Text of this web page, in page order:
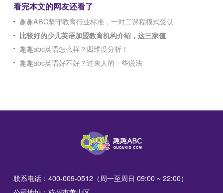
看完本文的网友还看了
趣趣ABC坚守教育行业标准，一对二课程模式受认
比较好的少儿英语加盟教育机构介绍，这三家值
趣趣abc英语怎么样？四维度分析！
趣趣abc英语好不好？过来人的一些说法
联系电话：400-009-0512（周一至周日 09:00 ~ 22:00）